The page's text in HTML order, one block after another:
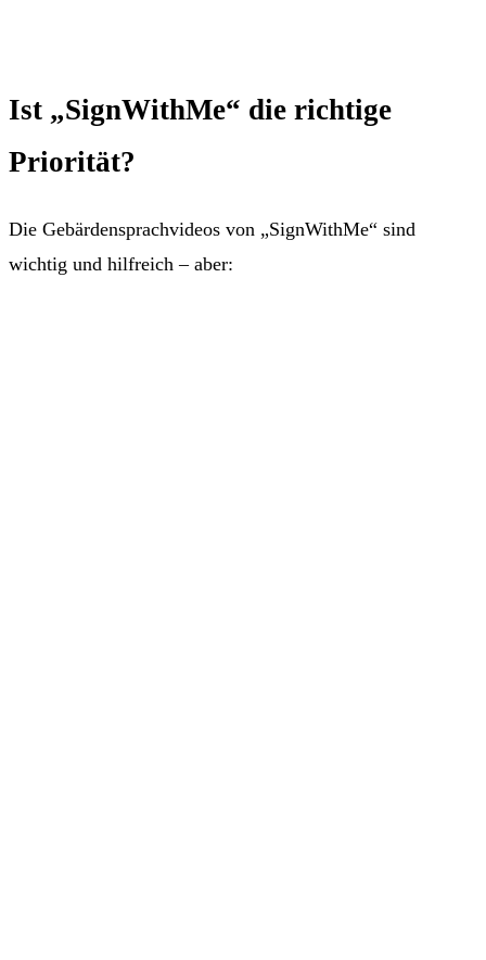
Ist „SignWithMe“ die richtige
Priorität?
Die Gebärdensprachvideos von „SignWithMe“ sind
wichtig und hilfreich – aber: